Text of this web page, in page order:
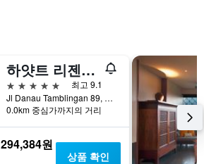
하얏트 리젠시 발리
5성급
최고 9.1
Jl Danau Tamblingan 89, 덴파사르, 인도네시아
0.0km 중심가까지의 거리
294,384원
상품 확인